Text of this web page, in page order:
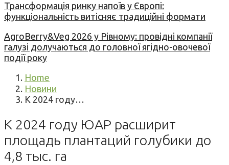
Трансформація ринку напоїв у Європі:
функціональність витісняє традиційні формати
AgroBerry&Veg 2026 у Рівному: провідні компанії
галузі долучаються до головної ягідно-овочевої
події року
Home
Новини
К 2024 году…
К 2024 году ЮАР расширит
площадь плантаций голубики до
4,8 тыс. га